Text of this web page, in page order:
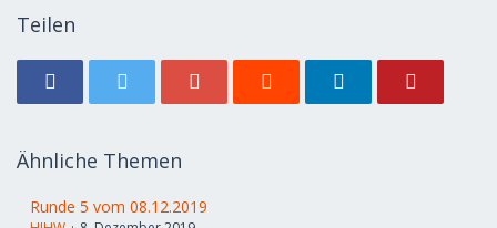
Teilen
Ähnliche Themen
Runde 5 vom 08.12.2019